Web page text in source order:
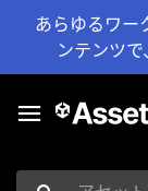
あらゆるワー
ンテンツ